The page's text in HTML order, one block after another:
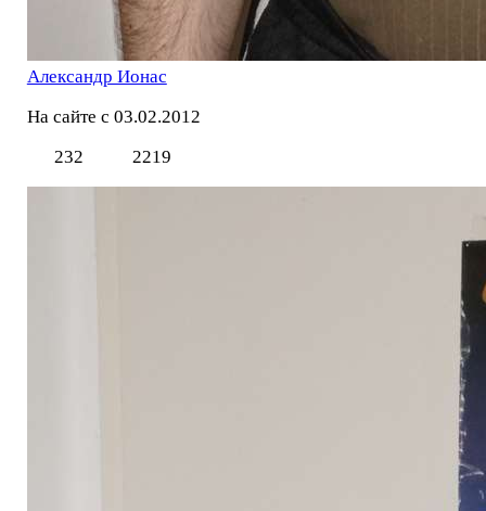
Александр Ионас
На сайте с 03.02.2012
232
2219